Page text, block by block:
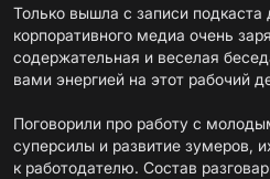
Только вышла с записи подкаста
корпоративного медиа очень
содержательная и веселая
вами энергией на этот рабочий
Поговорили про работу с
суперсилы и развитие зумеров,
к работодателю. Состав